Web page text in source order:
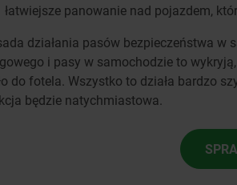
łatwiejsze panowanie nad pojazdem,
działania pasów bezpieczeństwa w
i pasy w samochodzie to
do fotela. Wszystko to działa bardzo
będzie natychmiastowa.